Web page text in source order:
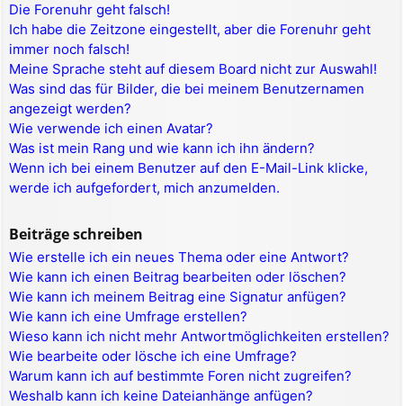
Die Forenuhr geht falsch!
Ich habe die Zeitzone eingestellt, aber die Forenuhr geht
immer noch falsch!
Meine Sprache steht auf diesem Board nicht zur Auswahl!
Was sind das für Bilder, die bei meinem Benutzernamen
angezeigt werden?
Wie verwende ich einen Avatar?
Was ist mein Rang und wie kann ich ihn ändern?
Wenn ich bei einem Benutzer auf den E-Mail-Link klicke,
werde ich aufgefordert, mich anzumelden.
Beiträge schreiben
Wie erstelle ich ein neues Thema oder eine Antwort?
Wie kann ich einen Beitrag bearbeiten oder löschen?
Wie kann ich meinem Beitrag eine Signatur anfügen?
Wie kann ich eine Umfrage erstellen?
Wieso kann ich nicht mehr Antwortmöglichkeiten erstellen?
Wie bearbeite oder lösche ich eine Umfrage?
Warum kann ich auf bestimmte Foren nicht zugreifen?
Weshalb kann ich keine Dateianhänge anfügen?